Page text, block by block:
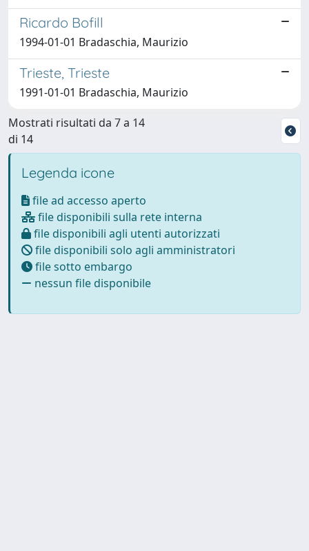
Ricardo Bofill
1994-01-01 Bradaschia, Maurizio
Trieste, Trieste
1991-01-01 Bradaschia, Maurizio
Mostrati risultati da 7 a 14
di 14
Legenda icone
file ad accesso aperto
file disponibili sulla rete interna
file disponibili agli utenti autorizzati
file disponibili solo agli amministratori
file sotto embargo
nessun file disponibile